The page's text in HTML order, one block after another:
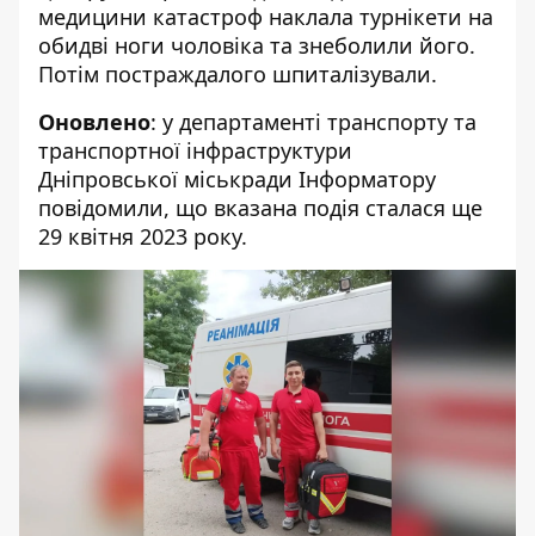
медицини катастроф наклала турнікети на
обидві ноги чоловіка та знеболили його.
Потім постраждалого шпиталізували.
Оновлено: у департаменті транспорту та
транспортної інфраструктури
Дніпровської міськради Інформатору
повідомили, що вказана подія сталася ще
29 квітня 2023 року.